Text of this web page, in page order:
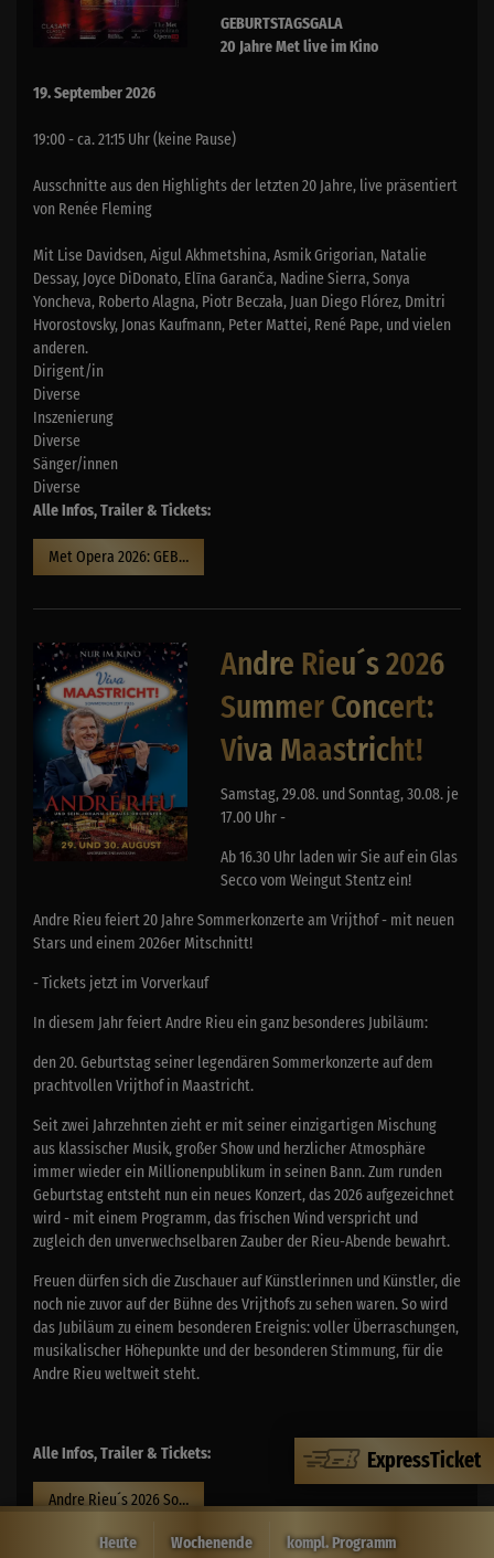
Heute Wochenende kompl. Programm
ExpressTicket
GEBURTSTAGSGALA
20 Jahre Met live im Kino
19. September 2026
19:00 - ca. 21:15 Uhr (keine Pause)
Ausschnitte aus den Highlights der letzten 20 Jahre, live präsentiert
von Renée Fleming
Mit Lise Davidsen, Aigul Akhmetshina, Asmik Grigorian, Natalie
Dessay, Joyce DiDonato, Elīna Garanča, Nadine Sierra, Sonya
Yoncheva, Roberto Alagna, Piotr Beczała, Juan Diego Flórez, Dmitri
Hvorostovsky, Jonas Kaufmann, Peter Mattei, René Pape, und vielen
anderen.
Dirigent/in
Diverse
Inszenierung
Diverse
Sänger/innen
Diverse
Alle Infos, Trailer & Tickets:
Met Opera 2026: GEBURTSTAGSGALA - 20 Jahre Met live im Kino
Andre Rieu´s 2026
Summer Concert:
Viva Maastricht!
Samstag, 29.08. und Sonntag, 30.08. je
17.00 Uhr -
Ab 16.30 Uhr laden wir Sie auf ein Glas
Secco vom Weingut Stentz ein!
Andre Rieu feiert 20 Jahre Sommerkonzerte am Vrijthof - mit neuen
Stars und einem 2026er Mitschnitt!
- Tickets jetzt im Vorverkauf
In diesem Jahr feiert Andre Rieu ein ganz besonderes Jubiläum:
den 20. Geburtstag seiner legendären Sommerkonzerte auf dem
prachtvollen Vrijthof in Maastricht.
Seit zwei Jahrzehnten zieht er mit seiner einzigartigen Mischung
aus klassischer Musik, großer Show und herzlicher Atmosphäre
immer wieder ein Millionenpublikum in seinen Bann. Zum runden
Geburtstag entsteht nun ein neues Konzert, das 2026 aufgezeichnet
wird - mit einem Programm, das frischen Wind verspricht und
zugleich den unverwechselbaren Zauber der Rieu-Abende bewahrt.
Freuen dürfen sich die Zuschauer auf Künstlerinnen und Künstler, die
noch nie zuvor auf der Bühne des Vrijthofs zu sehen waren. So wird
das Jubiläum zu einem besonderen Ereignis: voller Überraschungen,
musikalischer Höhepunkte und der besonderen Stimmung, für die
Andre Rieu weltweit steht.
Alle Infos, Trailer & Tickets:
Andre Rieu´s 2026 Sommerkonzert: Viva Maastricht!